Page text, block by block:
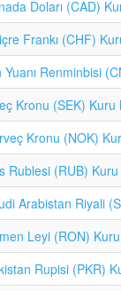
Doları (CAD)
Frankı (CHF)
Renminbisi
Kronu (SEK) Kuru
Kronu (NOK)
Rublesi (RUB)
Arabistan Riyali
Leyi (RON)
Rupisi (PKR)